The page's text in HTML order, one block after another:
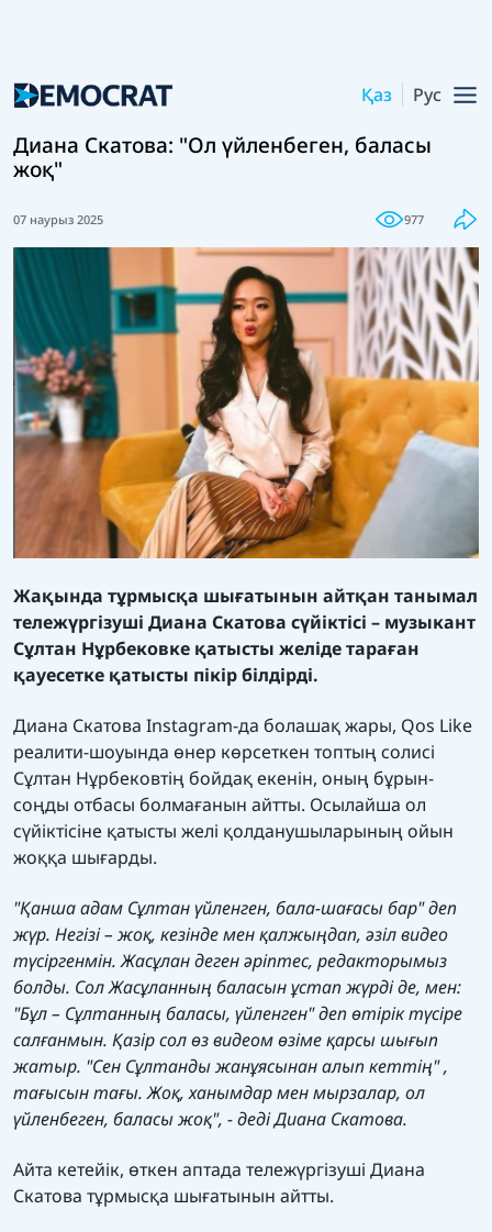
Қаз Рус
Диана Скатова: "Ол үйленбеген, баласы
жоқ"
07 наурыз 2025 977
Жақында тұрмысқа шығатынын айтқан танымал
тележүргізуші Диана Скатова сүйіктісі – музыкант
Сұлтан Нұрбековке қатысты желіде тараған
қауесетке қатысты пікір білдірді.
Диана Скатова Instagram-да болашақ жары, Qos Like
реалити-шоуында өнер көрсеткен топтың солисі
Сұлтан Нұрбековтің бойдақ екенін, оның бұрын-
соңды отбасы болмағанын айтты. Осылайша ол
сүйіктісіне қатысты желі қолданушыларының ойын
жоққа шығарды.
"Қанша адам Сұлтан үйленген, бала-шағасы бар" деп
жүр. Негізі – жоқ, кезінде мен қалжыңдап, әзіл видео
түсіргенмін. Жасұлан деген әріптес, редакторымыз
болды. Сол Жасұланның баласын ұстап жүрді де, мен:
"Бұл – Сұлтанның баласы, үйленген" деп өтірік түсіре
салғанмын. Қазір сол өз видеом өзіме қарсы шығып
жатыр. "Сен Сұлтанды жанұясынан алып кеттің" ,
тағысын тағы. Жоқ, ханымдар мен мырзалар, ол
үйленбеген, баласы жоқ", - деді Диана Скатова.
Айта кетейік, өткен аптада тележүргізуші Диана
Скатова тұрмысқа шығатынын айтты.